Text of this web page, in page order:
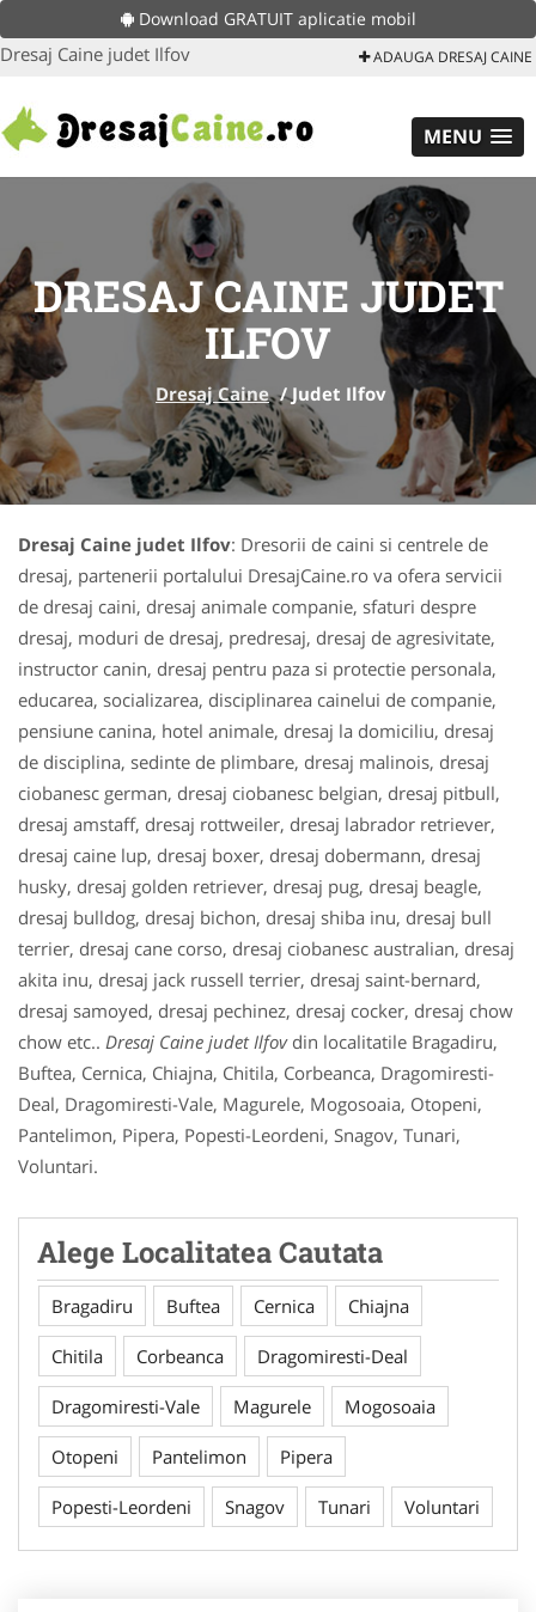
Download GRATUIT aplicatie mobil
Dresaj Caine judet Ilfov ADAUGA DRESAJ CAINE
MENU
DRESAJ CAINE JUDET
ILFOV
Dresaj Caine /Judet Ilfov
Dresaj Caine judet Ilfov: Dresorii de caini si centrele de
dresaj, partenerii portalului DresajCaine.ro va ofera servicii
de dresaj caini, dresaj animale companie, sfaturi despre
dresaj, moduri de dresaj, predresaj, dresaj de agresivitate,
instructor canin, dresaj pentru paza si protectie personala,
educarea, socializarea, disciplinarea cainelui de companie,
pensiune canina, hotel animale, dresaj la domiciliu, dresaj
de disciplina, sedinte de plimbare, dresaj malinois, dresaj
ciobanesc german, dresaj ciobanesc belgian, dresaj pitbull,
dresaj amstaff, dresaj rottweiler, dresaj labrador retriever,
dresaj caine lup, dresaj boxer, dresaj dobermann, dresaj
husky, dresaj golden retriever, dresaj pug, dresaj beagle,
dresaj bulldog, dresaj bichon, dresaj shiba inu, dresaj bull
terrier, dresaj cane corso, dresaj ciobanesc australian, dresaj
akita inu, dresaj jack russell terrier, dresaj saint-bernard,
dresaj samoyed, dresaj pechinez, dresaj cocker, dresaj chow
chow etc.. Dresaj Caine judet Ilfovdin localitatile Bragadiru,
Buftea, Cernica, Chiajna, Chitila, Corbeanca, Dragomiresti-
Deal, Dragomiresti-Vale, Magurele, Mogosoaia, Otopeni,
Pantelimon, Pipera, Popesti-Leordeni, Snagov, Tunari,
Voluntari.
Alege Localitatea Cautata
Bragadiru Buftea Cernica Chiajna
Chitila Corbeanca Dragomiresti-Deal
Dragomiresti-Vale Magurele Mogosoaia
Otopeni Pantelimon Pipera
Popesti-Leordeni Snagov Tunari Voluntari